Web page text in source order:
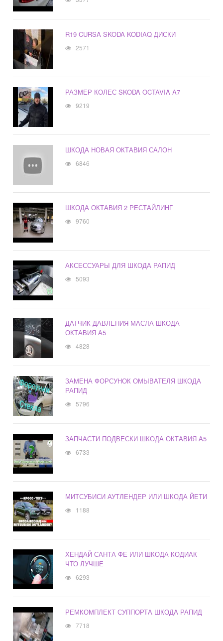
R19 CURSA SKODA KODIAQ ДИСКИ
2571
РАЗМЕР КОЛЕС SKODA OCTAVIA A7
9219
ШКОДА НОВАЯ ОКТАВИЯ САЛОН
6846
ШКОДА ОКТАВИЯ 2 РЕСТАЙЛИНГ
9760
АКСЕССУАРЫ ДЛЯ ШКОДА РАПИД
5093
ДАТЧИК ДАВЛЕНИЯ МАСЛА ШКОДА
ОКТАВИЯ А5
4828
ЗАМЕНА ФОРСУНОК ОМЫВАТЕЛЯ ШКОДА
РАПИД
5796
ЗАПЧАСТИ ПОДВЕСКИ ШКОДА ОКТАВИЯ А5
6733
МИТСУБИСИ АУТЛЕНДЕР ИЛИ ШКОДА ЙЕТИ
1188
ХЕНДАЙ САНТА ФЕ ИЛИ ШКОДА КОДИАК
ЧТО ЛУЧШЕ
6293
РЕМКОМПЛЕКТ СУППОРТА ШКОДА РАПИД
7718